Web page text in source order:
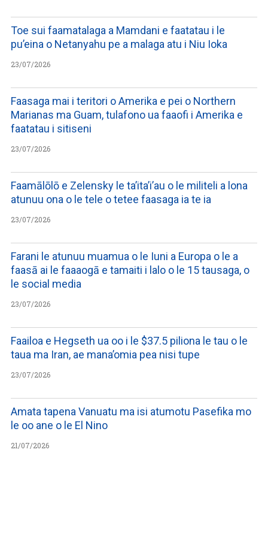
Toe sui faamatalaga a Mamdani e faatatau i le
pu’eina o Netanyahu pe a malaga atu i Niu Ioka
23/07/2026
Faasaga mai i teritori o Amerika e pei o Northern
Marianas ma Guam, tulafono ua faaofi i Amerika e
faatatau i sitiseni
23/07/2026
Faamālōlō e Zelensky le ta’ita’i’au o le militeli a lona
atunuu ona o le tele o tetee faasaga ia te ia
23/07/2026
Farani le atunuu muamua o le Iuni a Europa o le a
faasā ai le faaaogā e tamaiti i lalo o le 15 tausaga, o
le social media
23/07/2026
Faailoa e Hegseth ua oo i le $37.5 piliona le tau o le
taua ma Iran, ae mana’omia pea nisi tupe
23/07/2026
Amata tapena Vanuatu ma isi atumotu Pasefika mo
le oo ane o le El Nino
21/07/2026